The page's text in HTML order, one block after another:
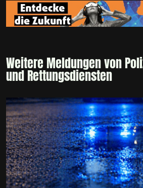
Weitere Meldungen von
und Rettungsdiensten